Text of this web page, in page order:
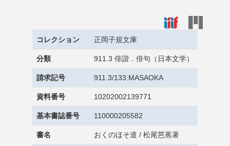
コレクション 正岡子規文庫
分類 911.3 俳諧．俳句（日本文学）
請求記号 911.3/133:MASAOKA
資料番号 10202002139771
基本書誌番号 110000205582
書名 おくのほそ道 / 松尾芭蕉著